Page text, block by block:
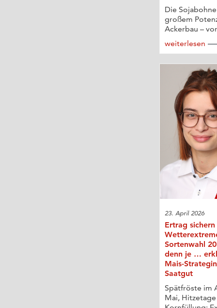
Die
großem
Ackerbau –
weiterlesen
23. April 2026
Ertrag
Sortenwahl
denn je …
Mais-
Saatgut
Spätfröste im
Mai,